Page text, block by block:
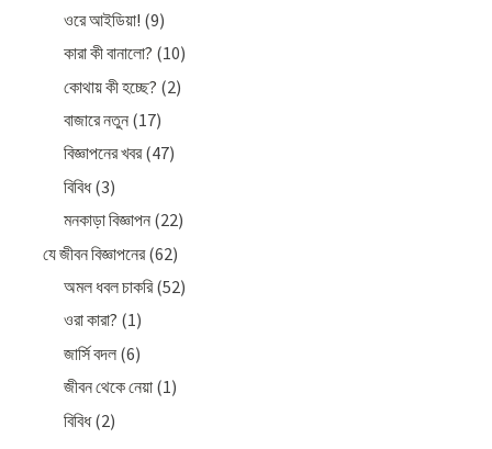
ওরে আইডিয়া! (9)
কারা কী বানালো? (10)
কোথায় কী হচ্ছে? (2)
বাজারে নতুন (17)
বিজ্ঞাপনের খবর(47)
বিবিধ(3)
মনকাড়া বিজ্ঞাপন (22)
যে জীবন বিজ্ঞাপনের(62)
অমল ধবল চাকরি(52)
ওরা কারা? (1)
জার্সি বদল (6)
জীবন থেকে নেয়া (1)
বিবিধ(2)